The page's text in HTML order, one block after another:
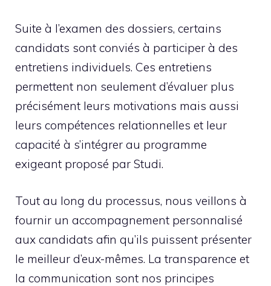
Suite à l’examen des dossiers, certains
candidats sont conviés à participer à des
entretiens individuels. Ces entretiens
permettent non seulement d’évaluer plus
précisément leurs motivations mais aussi
leurs compétences relationnelles et leur
capacité à s’intégrer au programme
exigeant proposé par Studi.
Tout au long du processus, nous veillons à
fournir un accompagnement personnalisé
aux candidats afin qu’ils puissent présenter
le meilleur d’eux-mêmes. La transparence et
la communication sont nos principes